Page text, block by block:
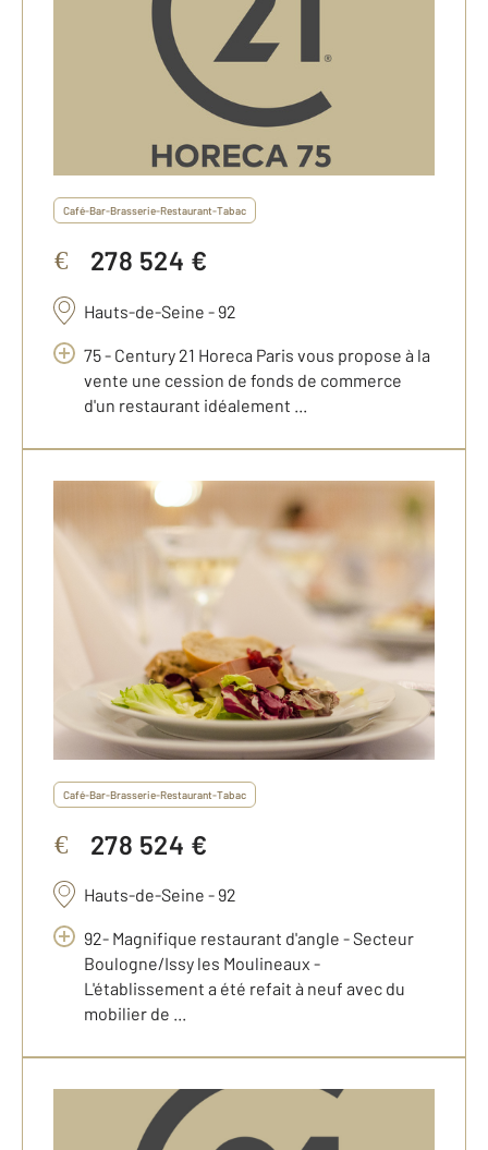
Café-Bar-Brasserie-Restaurant-Tabac
€ 278 524 €
Hauts-de-Seine - 92
75 - Century 21 Horeca Paris vous propose à la
vente une cession de fonds de commerce
d'un restaurant idéalement ...
Café-Bar-Brasserie-Restaurant-Tabac
€ 278 524 €
Hauts-de-Seine - 92
92- Magnifique restaurant d'angle - Secteur
Boulogne/Issy les Moulineaux -
L'établissement a été refait à neuf avec du
mobilier de ...